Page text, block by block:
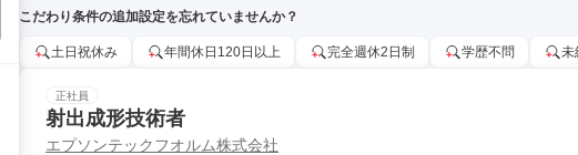
こだわり条件の追加設定を忘れていませんか？
土日祝休み 年間休日120日以上 完全週休2日制 学歴不問 未
正社員
射出成形技術者
エプソンテックフオルム株式会社